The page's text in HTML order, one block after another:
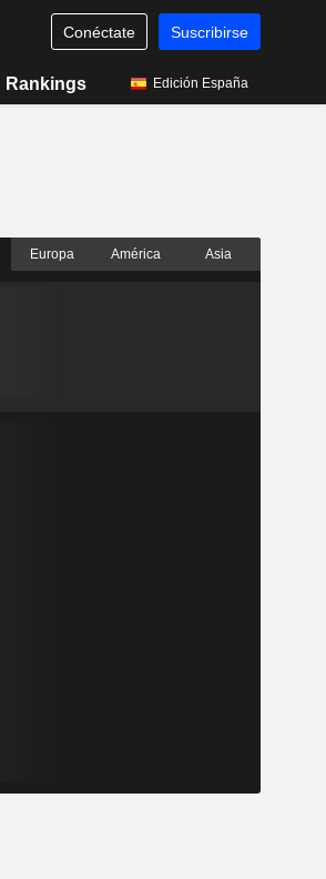
Conéctate Suscribirse
Rankings Edición España
Europa América Asia